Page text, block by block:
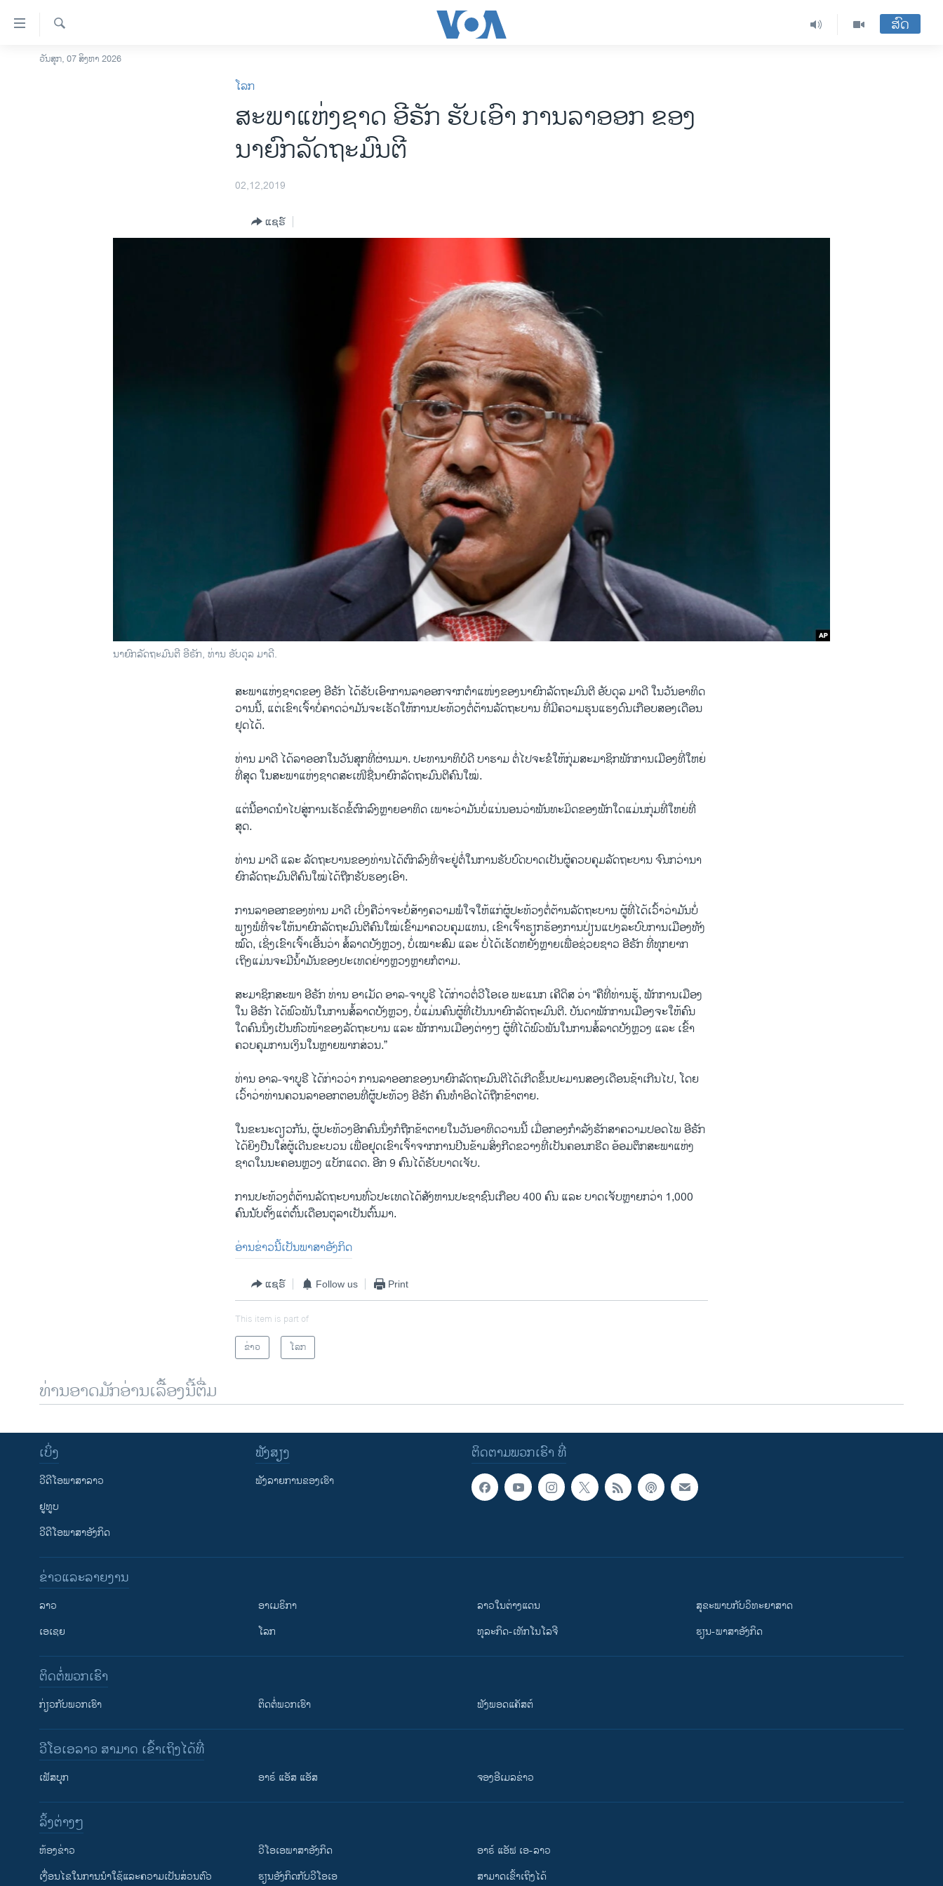
ລິ້ງ
ສຳຫລັບ
ໂຮມເພຈ
ຕິດຕາມພວກເຮົາ ທີ່
ຄົ້ນຫາ
ສົດ
ວັນສຸກ, 07 ສິງຫາ 2026
ໂລກ
ສະ​ພາ​ແຫ່ງ​ຊາດ ອີ​ຣັກ ຮັບ​ເອົາ ການ​ລາ​ອອກ ຂອງ​
ນາ​ຍົກ​ລັດ​ຖະ​ມົນ​ຕີ
02,12,2019
ແຊຣ໌
ນາ​ຍົກ​ລັດ​ຖະ​ມົນ​ຕີ ອີ​ຣັກ, ທ່ານ ອັບ​ດຸ​ລ ມາ​ດີ.
ສະ​ພາ​ແຫ່ງ​ຊາດ​ຂອງ ອີ​ຣັກ ໄດ້​ຮັ​ບ​ເອົາ​ການ​ລາ​ອອກ​ຈາກ​ຕຳ​ແໜ່ງ​ຂອງ​ນາ​ຍົກ​ລັດ​ຖະ​ມົນ​ຕີ ອັ​ບ​ດຸ​ລ ມາ​ດີ ໃນ​ວັນ​ອາ​ທິດ​
ວານນີ້, ແຕ່​ເຂົາ​ເຈົ້າ​ບໍ່​ຄາດ​ວ່າ​ມັນ​ຈະ​ເຮັດ​ໃຫ້​ການ​ປະ​ທ້ວງ​ຕໍ່​ຕ້ານ​ລັດ​ຖະ​ບານ ​ທີ່​ມີ​ຄວາມ​ຮຸນ​ແຮງ​ດົນ​ເກືອບ​ສອງ​ເດືອນ​
ຢຸດ​ໄດ້.
ທ່ານ ມາ​ດີ ໄດ້​ລາ​ອອກ​ໃນ​ວັນ​ສຸກ​ທີ່​ຜ່ານ​ມາ. ປະ​ທາ​ນາ​ທິ​ບໍ​ດີ ບາ​ຮາມ ຕໍ່​ໄປ​ຈະ​ຂໍ​ໃຫ້​ກຸ່ມ​ສະ​ມາ​ຊິກ​ພັກ​ການ​ເມືອງ​ທີ່​ໃຫຍ່​
ທີ່​ສຸດ ​ໃນ​ສະ​ພາ​ແຫ່ງ​ຊາດ​ສະ​ເໜີ​ຊື່​ນາ​ຍົກ​ລັດ​ຖະ​ມົນ​ຕີ​ຄົນ​ໃໝ່.
ແຕ່ນີ້​ອາດ​ນຳ​ໄປ​ສູ່​ການ​ເຮັດ​ຂໍ້​ຕົກ​ລົງຫຼາຍ​ອາ​ທິດ ເພາະ​ວ່າ​ມັນ​ບໍ່​ແນ່ນອນວ່າ​ພັນ​ທະ​ມິດ​ຂອງ​ພັກ​ໃດ​ແມ່ນ​ກຸ່ມ​ທີ່​ໃຫຍ່​ທີ່​
ສຸດ.
ທ່ານ ມາ​ດີ ແລະ ລັດ​ຖະ​ບານ​ຂອງ​ທ່ານ​ໄດ້​ຕົກ​ລົງ​ທີ່​ຈະ​ຢູ່​ຕໍ່​ໃນ​ການ​ຮັບ​ບົດ​ບາດ​ເປັນ​ຜູ້​ຄວບ​ຄຸມ​ລັດ​ຖະ​ບານ ຈົນ​ກວ່າ​ນາ​
ຍົກ​ລັດ​ຖະ​ມົນ​ຕີ​ຄົນ​ໃໝ່​ໄດ້​ຖືກ​ຮັບ​ຮອງ​ເອົາ.
ການ​ລາ​ອອກ​ຂອງ​ທ່ານ ມາ​ດີ ເບິ່ງ​ຄື​ວ່າ​ຈະ​ບໍ່​ສ້າງ​ຄວາມ​ພໍ​ໃຈ​ໃຫ້​ແກ່​ຜູ້​ປະ​ທ້ວງ​ຕໍ່​ຕ້ານ​ລັດ​ຖະ​ບານ ຜູ້​ທີ່​ໄດ້​ເວົ້າ​ວ່າມັນ​ບໍ່​
ພຽງ​ພໍ​ທີ່​ຈະ​ໃຫ້​ນາ​ຍົກ​ລັດ​ຖະ​ມົນ​ຕີ​ຄົນ​ໃໝ່​ເຂົ້າ​ມາ​ຄວບ​ຄຸມ​ແທນ, ເຂົາ​ເຈົ້າ​ຮຽກ​ຮ້ອງ​ການ​ປ່ຽນ​ແປງ​ລະ​ບົບ​ການ​ເມືອງ​ທັງ​
ໝົດ, ເຊິ່ງ​ເຂົາ​ເຈົ້າ​ເອີ້ນ​ວ່າ ສໍ້​ລາດ​ບັງຫຼວງ, ບໍ່​ເໝາະ​ສົມ ແລະ ບໍ່​ໄດ້​ເຮັດ​ຫຍັງຫຼາຍ​ເພື່ອ​ຊ່ວຍ​ຊາວ ອີ​ຣັກ ທີ່​ທຸກ​ຍາກ
ເຖິງ​ແມ່ນ​ຈະ​ມີ​ນ້ຳ​ມັນ​ຂອງ​ປະ​ເທດ​ຢ່າງຫຼວງຫຼາຍ​ກໍ​ຕາມ.
ສະ​ມາ​ຊິກ​ສະ​ພາ ອີ​ຣັກ ທ່ານ ອາ​ເມັດ ອາ​ລ-ຈາ​ບູ​ຣີ ໄດ້​ກ່າວ​ຕໍ່​ວີ​ໂອ​ເອ ພະ​ແນກ ເຄີ​ດິ​ສ ວ່າ “ຄື​ທີ່​ທ່ານ​ຮູ້, ພັກ​ການ​ເມືອງ​
ໃນ ອີ​ຣັກ ໄດ້​ພົວ​ພັນ​ໃນ​ການ​ສໍ້​ລາດ​ບັງຫຼວງ, ບໍ່​ແມ່ນ​ຄົນ​ຜູ້​ທີ່​ເປັນ​ນາ​ຍົກ​ລັດ​ຖະ​ມົນ​ຕີ. ບັນ​ດາ​ພັກ​ການ​ເມືອງ​ຈະ​ໃຫ້​ຄົນ​
ໃດ​ຄົນ​ນຶ່ງ​ເປັນ​ຫົວ​ໜ້າ​ຂອງ​ລັດ​ຖະ​ບານ ແລະ ພັກ​ການ​ເມືອງ​ຕ່າງໆ ​ຜູ້​ທີ່​ໄດ້​ພົວ​ພັນ​ໃນ​ການ​ສໍ້​ລາດ​ບັງຫຼວງ ແລະ ເຂົ້າ​
ຄວບ​ຄຸມ​ການ​ເງິນ​ໃນຫຼາຍ​ພາກ​ສ່ວນ.”
ທ່ານ ອາ​ລ-ຈາ​ບູ​ຣີ ໄດ້​ກ່າວ​ວ່າ ການ​ລາ​ອອກ​ຂອງ​ນາ​ຍົກ​ລັດ​ຖະ​ມົນ​ຕີ​ໄດ້​ເກີດ​ຂຶ້ນ​ປະ​ມານ​ສອງ​ເດືອນ​ຊ້າ​ເກີ​ນ​ໄປ, ໂດຍ​
ເວົ້າ​ວ່າ​ທ່ານ​ຄວນ​ລາ​ອອກ​ຕອນ​ທີ່​ຜູ້​ປະ​ທ້ວງ ອີ​ຣັກ ຄົນ​ທຳ​ອິດ​ໄດ້​ຖືກ​ຂ້າ​ຕາຍ.
ໃນ​ຂະ​ນະ​ດຽວ​ກັນ, ຜູ້​ປະ​ທ້ວງ​ອີກ​ຄົນ​ນຶ່ງ​ກໍ​ຖືກ​ຂ້າ​ຕາຍ​ໃນ​ວັນ​ອາ​ທິດ​ວານນີ້ ເມື່ອກອງ​ກຳ​ລັງ​ຮັກ​ສາ​ຄວາມ​ປອດ​ໄພ ອີ​ຣັກ
ໄດ້​ຍິງ​ປືນ​ໃສ່​ຜູ້​ເດີນ​ຂະ​ບວນ ເພື່ອ​ຢຸດ​ເຂົາ​ເຈົ້າ​ຈາກ​ການ​ປີນ​ຂ້າມ​ສິ່ງ​ກີດ​ຂວາງ​ທີ່​ເປັນ​ຄອນ​ກ​ຣີດ ອ້ອ​ມ​ຕຶກ​ສະ​ພາ​ແຫ່ງ​
ຊາດ​ໃນ​ນະ​ຄອນຫຼວງ ແບັກ​ແດດ. ອີກ 9 ຄົນ​ໄດ້​ຮັບ​ບາດ​ເຈັບ.
ການ​ປະ​ທ້ວງ​ຕໍ່​ຕ້ານ​ລັດ​ຖະ​ບານ​ທົ່ວ​ປະ​ເທດ​ໄດ້​ສັງ​ຫານ​ປະ​ຊາ​ຊົນ​ເກືອບ 400 ຄົນ ແລະ ບາດ​ເຈັບຫຼາຍກວ່າ 1,000
ຄົນ​ນັບ​ຕັ້ງ​ແຕ່​ຕົ້ນ​ເດືອນ​ຕຸ​ລາ​ເປັນ​ຕົ້ນ​ມາ.
ອ່ານ​ຂ່າວນີ້​ເປັນ​ພາ​ສາ​ອັງ​ກິດ
ແຊຣ໌ Follow us Print
This item is part of
ຂ່າວ
ໂລກ
ທ່ານອາດມັກອ່ານເລື້ອງນີ້ຕື່ມ
ຕິດຕາມພວກເຮົາ ທີ່
ເບິ່ງ
ວີດີໂອພາສາລາວ
ຢູທູບ
ວີດີໂອພາສາອັງກິດ
ຟັງສຽງ
ຟັງລາຍການຂອງເຮົາ
ຂ່າວແລະລາຍງານ
ລາວ
ເອເຊຍ
ອາເມຣິກາ
ໂລກ
ລາວໃນຕ່າງແດນ
ທຸລະກິດ-ເທັກໂນໂລຈີ
ສຸຂະພາບກັບວິທະຍາສາດ
ຮຽນ-ພາສາອັງກິດ
ຕິດຕໍ່ພວກເຮົາ
ກ່ຽວກັບພວກເຮົາ ຕິດຕໍ່ພວກເຮົາ ຟັງພອດແຄັສຕ໌
ວີໂອເອລາວ ສາມາດ ເຂົ້າເຖິງໄດ້ທີ່
ເຟັສບຸກ ອາຣ໌ ແອັສ ແອັສ ຈອງອີເມລຂ່າວ
​ລິ້ງ​ຕ່າງໆ
​ຫ້ອງ​ຂ່າວ
​ເງື່ອນ​ໄຂ​ໃນ​ການ​ນຳ​ໃຊ້​ແລະຄວາມ​ເປັນ​ສ່​ວນ​ຕົວ
ວີ​ໂອ​ເອ​ພາ​ສາ​ອັງ​ກິດ
​ຮຽນ​ອັງ​ກິດ​ກັບ​ວີ​ໂອ​ເອ
ອາຣ໌ ແອັຟ ເອ-ລາວ
ສາມາດເຂົ້າເຖິງໄດ້